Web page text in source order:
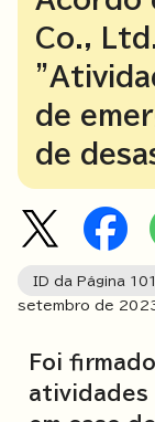
Co.,
de
de
ID da Página
setembro de
Foi
atividades